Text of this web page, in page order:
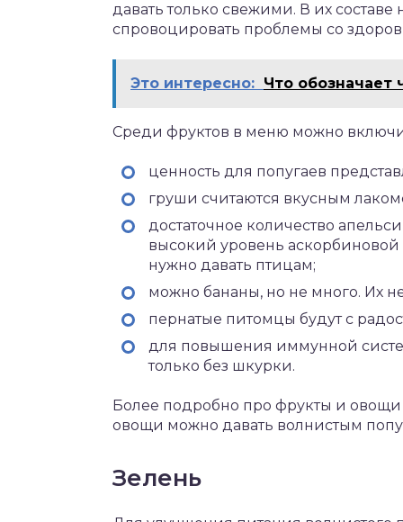
давать только свежими. В их
спровоцировать проблемы со
Это интересно: Что обозначает
Среди фруктов в меню можно
ценность для попугаев
груши считаются вкусным
достаточное количество
высокий уровень аскорбиновой
нужно давать птицам;
можно бананы, но не много. Их
пернатые питомцы будут с
для повышения иммунной
только без шкурки.
Более подробно про фрукты и овощи
овощи можно давать волнистым
Зелень